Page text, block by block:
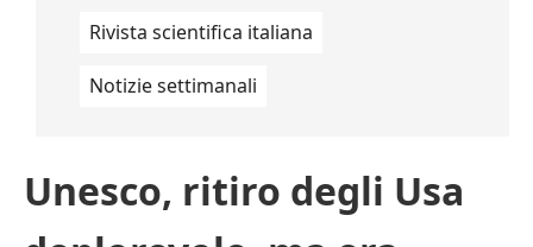
Rivista scientifica italiana
Notizie settimanali
Unesco, ritiro degli Usa